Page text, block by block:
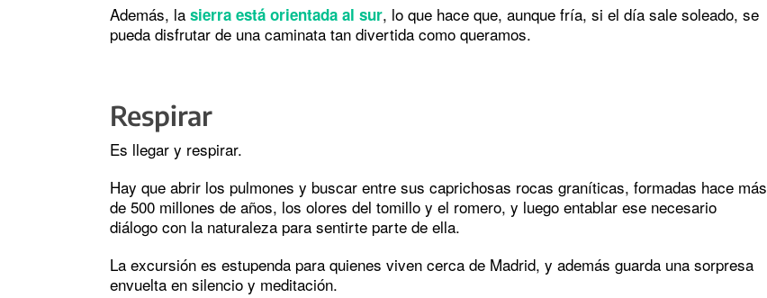
Además, la sierra está orientada al sur, lo que hace que, aunque fría, si el día sale soleado, se
pueda disfrutar de una caminata tan divertida como queramos.
Respirar
Es llegar y respirar.
Hay que abrir los pulmones y buscar entre sus caprichosas rocas graníticas, formadas hace más
de 500 millones de años, los olores del tomillo y el romero, y luego entablar ese necesario
diálogo con la naturaleza para sentirte parte de ella.
La excursión es estupenda para quienes viven cerca de Madrid, y además guarda una sorpresa
envuelta en silencio y meditación.